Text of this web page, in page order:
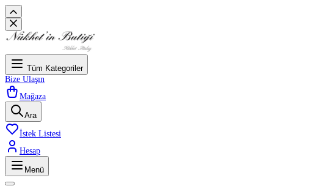
Tüm Kategoriler
Bize Ulaşın
Mağaza
Ara
İstek Listesi
Hesap
Menü